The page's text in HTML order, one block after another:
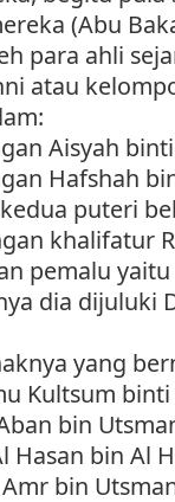
(Abu
para ahli
atau
Aisyah
Hafshah
puteri
khalifatur
pemalu
dia dijuluki
yang
Kultsum binti
bin
Hasan bin Al
bin